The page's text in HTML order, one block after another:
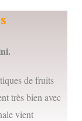
de fruits
très bien avec
vient